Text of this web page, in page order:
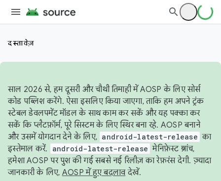
दस्तावेज़
साल 2026 से, हम दूसरी और चौथी तिमाही में AOSP के लिए सोर्स
कोड पब्लिश करेंगे. ऐसा इसलिए किया जाएगा, ताकि हम अपने ट्रंक
स्टेबल डेवलपमेंट मॉडल के साथ काम कर सकें और यह पक्का कर
सकें कि प्लैटफ़ॉर्म, पूरे सिस्टम के लिए स्थिर बना रहे. AOSP बनाने
और उसमें योगदान देने के लिए, android-latest-release का
इस्तेमाल करें.
android-latest-release मेनिफ़ेस्ट ब्रांच,
हमेशा AOSP पर पुश की गई सबसे नई रिलीज़ का रेफ़रंस देगी. ज़्यादा
जानकारी के लिए, AOSP में हुए बदलावदेखें.